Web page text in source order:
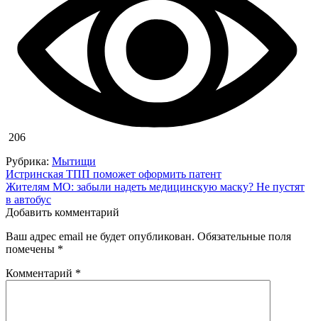
206
Рубрика: Мытищи
Навигация
по
записям
Истринская ТПП поможет оформить патент
Жителям МО: забыли надеть медицинскую маску? Не пустят
в автобус
Добавить комментарий
Ваш адрес email не будет опубликован. Обязательные поля
помечены *
Комментарий *